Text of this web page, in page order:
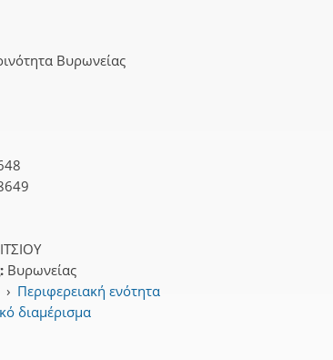
Βυρωνείας
Βυρωνείας
› Περιφερειακή ενότητα
διαμέρισμα